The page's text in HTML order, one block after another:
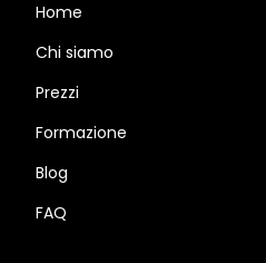
Home
Chi siamo
Prezzi
Formazione
Blog
FAQ